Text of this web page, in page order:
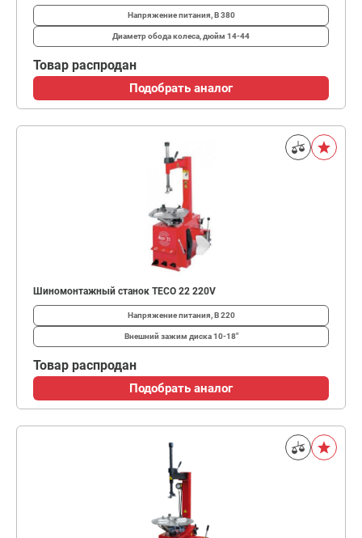
Напряжение питания, В380
Диаметр обода колеса, дюйм 14-44
Товар распродан
Подобрать аналог
Шиномонтажный станок TECO 22 220V
Напряжение питания, В220
Внешний зажим диска10-18"
Товар распродан
Подобрать аналог